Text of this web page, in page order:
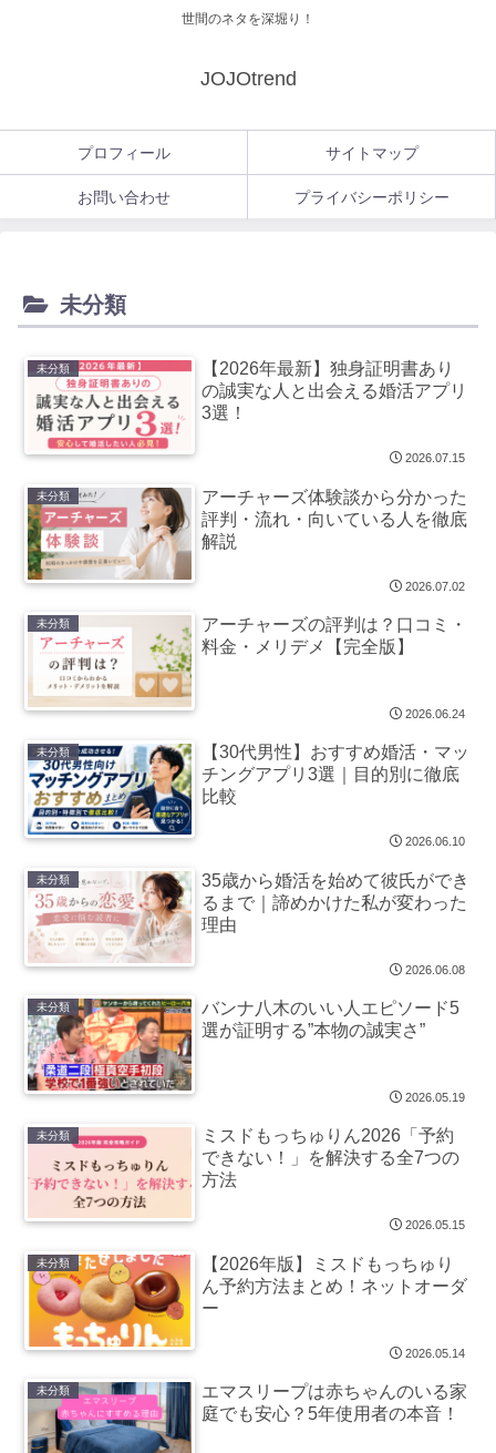
世間のネタを深堀り！
JOJOtrend
プロフィール サイトマップ
お問い合わせ プライバシーポリシー
未分類
未分類
【2026年最新】独身証明書あり
の誠実な人と出会える婚活アプリ
3選！
2026.07.15
未分類
アーチャーズ体験談から分かった
評判・流れ・向いている人を徹底
解説
2026.07.02
未分類
アーチャーズの評判は？口コミ・
料金・メリデメ【完全版】
2026.06.24
未分類
【30代男性】おすすめ婚活・マッ
チングアプリ3選｜目的別に徹底
比較
2026.06.10
未分類
35歳から婚活を始めて彼氏ができ
るまで｜諦めかけた私が変わった
理由
2026.06.08
未分類
バンナ八木のいい人エピソード5
選が証明する”本物の誠実さ”
2026.05.19
未分類
ミスドもっちゅりん2026「予約
できない！」を解決する全7つの
方法
2026.05.15
未分類
【2026年版】ミスドもっちゅり
ん予約方法まとめ！ネットオーダ
ー
2026.05.14
未分類
エマスリープは赤ちゃんのいる家
庭でも安心？5年使用者の本音！